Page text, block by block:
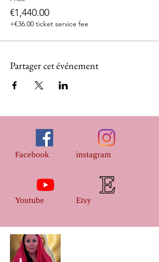
€1,440.00
+€36.00 ticket service fee
Partager cet événement
Facebook
Youtube
instagram
Etsy